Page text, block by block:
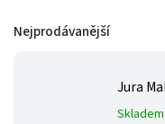
Nejprodávanější
Jura
Skladem